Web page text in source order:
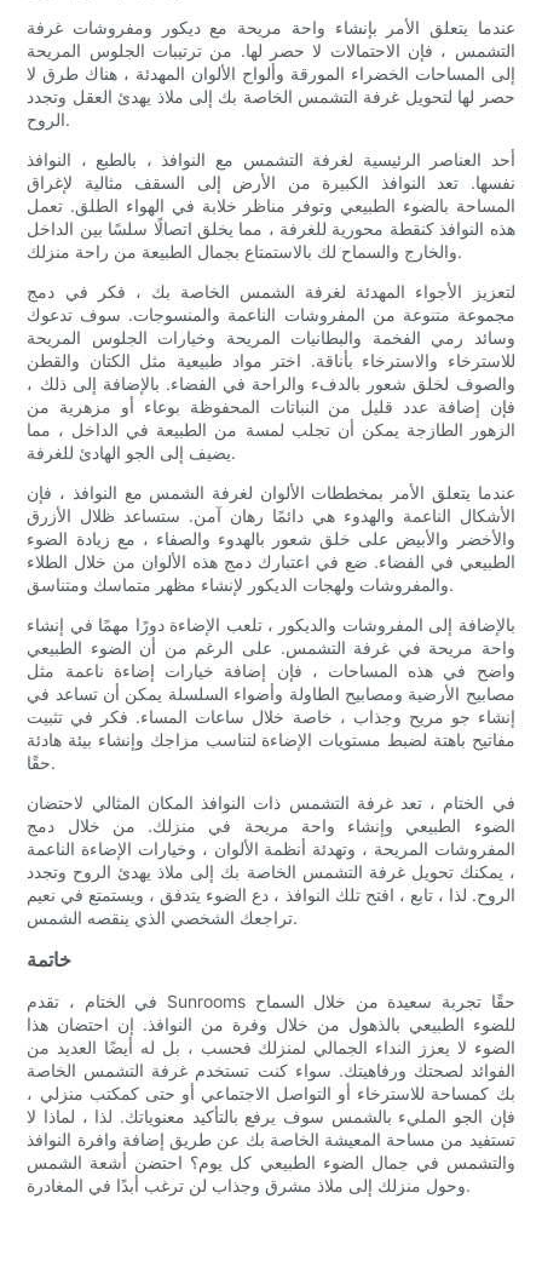
عندما يتعلق الأمر بإنشاء واحة مريحة مع ديكور ومفروشات غرفة
التشمس ، فإن الاحتمالات لا حصر لها. من ترتيبات الجلوس المريحة
إلى المساحات الخضراء المورقة وألواح الألوان المهدئة ، هناك طرق لا
حصر لها لتحويل غرفة التشمس الخاصة بك إلى ملاذ يهدئ العقل وتجدد
الروح.
أحد العناصر الرئيسية لغرفة التشمس مع النوافذ ، بالطبع ، النوافذ
نفسها. تعد النوافذ الكبيرة من الأرض إلى السقف مثالية لإغراق
المساحة بالضوء الطبيعي وتوفر مناظر خلابة في الهواء الطلق. تعمل
هذه النوافذ كنقطة محورية للغرفة ، مما يخلق اتصالًا سلسًا بين الداخل
والخارج والسماح لك بالاستمتاع بجمال الطبيعة من راحة منزلك.
لتعزيز الأجواء المهدئة لغرفة الشمس الخاصة بك ، فكر في دمج
مجموعة متنوعة من المفروشات الناعمة والمنسوجات. سوف تدعوك
وسائد رمي الفخمة والبطانيات المريحة وخيارات الجلوس المريحة
للاسترخاء والاسترخاء بأناقة. اختر مواد طبيعية مثل الكتان والقطن
والصوف لخلق شعور بالدفء والراحة في الفضاء. بالإضافة إلى ذلك ،
فإن إضافة عدد قليل من النباتات المحفوظة بوعاء أو مزهرية من
الزهور الطازجة يمكن أن تجلب لمسة من الطبيعة في الداخل ، مما
يضيف إلى الجو الهادئ للغرفة.
عندما يتعلق الأمر بمخططات الألوان لغرفة الشمس مع النوافذ ، فإن
الأشكال الناعمة والهدوء هي دائمًا رهان آمن. ستساعد ظلال الأزرق
والأخضر والأبيض على خلق شعور بالهدوء والصفاء ، مع زيادة الضوء
الطبيعي في الفضاء. ضع في اعتبارك دمج هذه الألوان من خلال الطلاء
والمفروشات ولهجات الديكور لإنشاء مظهر متماسك ومتناسق.
بالإضافة إلى المفروشات والديكور ، تلعب الإضاءة دورًا مهمًا في إنشاء
واحة مريحة في غرفة التشمس. على الرغم من أن الضوء الطبيعي
واضح في هذه المساحات ، فإن إضافة خيارات إضاءة ناعمة مثل
مصابيح الأرضية ومصابيح الطاولة وأضواء السلسلة يمكن أن تساعد في
إنشاء جو مريح وجذاب ، خاصة خلال ساعات المساء. فكر في تثبيت
مفاتيح باهتة لضبط مستويات الإضاءة لتناسب مزاجك وإنشاء بيئة هادئة
حقًا.
في الختام ، تعد غرفة التشمس ذات النوافذ المكان المثالي لاحتضان
الضوء الطبيعي وإنشاء واحة مريحة في منزلك. من خلال دمج
المفروشات المريحة ، وتهدئة أنظمة الألوان ، وخيارات الإضاءة الناعمة
، يمكنك تحويل غرفة التشمس الخاصة بك إلى ملاذ يهدئ الروح وتجدد
الروح. لذا ، تابع ، افتح تلك النوافذ ، دع الضوء يتدفق ، ويستمتع في نعيم
تراجعك الشخصي الذي ينقصه الشمس.
خاتمة
في الختام ، تقدم Sunrooms حقًا تجربة سعيدة من خلال السماح
للضوء الطبيعي بالذهول من خلال وفرة من النوافذ. إن احتضان هذا
الضوء لا يعزز النداء الجمالي لمنزلك فحسب ، بل له أيضًا العديد من
الفوائد لصحتك ورفاهيتك. سواء كنت تستخدم غرفة التشمس الخاصة
بك كمساحة للاسترخاء أو التواصل الاجتماعي أو حتى كمكتب منزلي ،
فإن الجو المليء بالشمس سوف يرفع بالتأكيد معنوياتك. لذا ، لماذا لا
تستفيد من مساحة المعيشة الخاصة بك عن طريق إضافة وافرة النوافذ
والتشمس في جمال الضوء الطبيعي كل يوم؟ احتضن أشعة الشمس
وحول منزلك إلى ملاذ مشرق وجذاب لن ترغب أبدًا في المغادرة.